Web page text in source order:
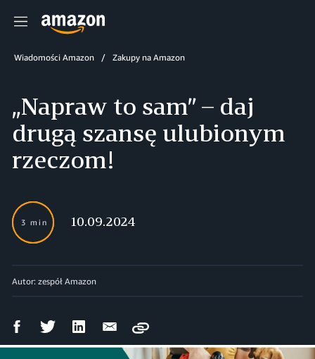
Menu
Wiadomości Amazon Zakupy na Amazon
„Napraw to sam” – daj
drugą szansę ulubionym
rzeczom!
3 min 10.09.2024
Autor: zespół Amazon
UdostępnijUdostępnijUdostępnij
LinkedIn
Wyślij
Copy